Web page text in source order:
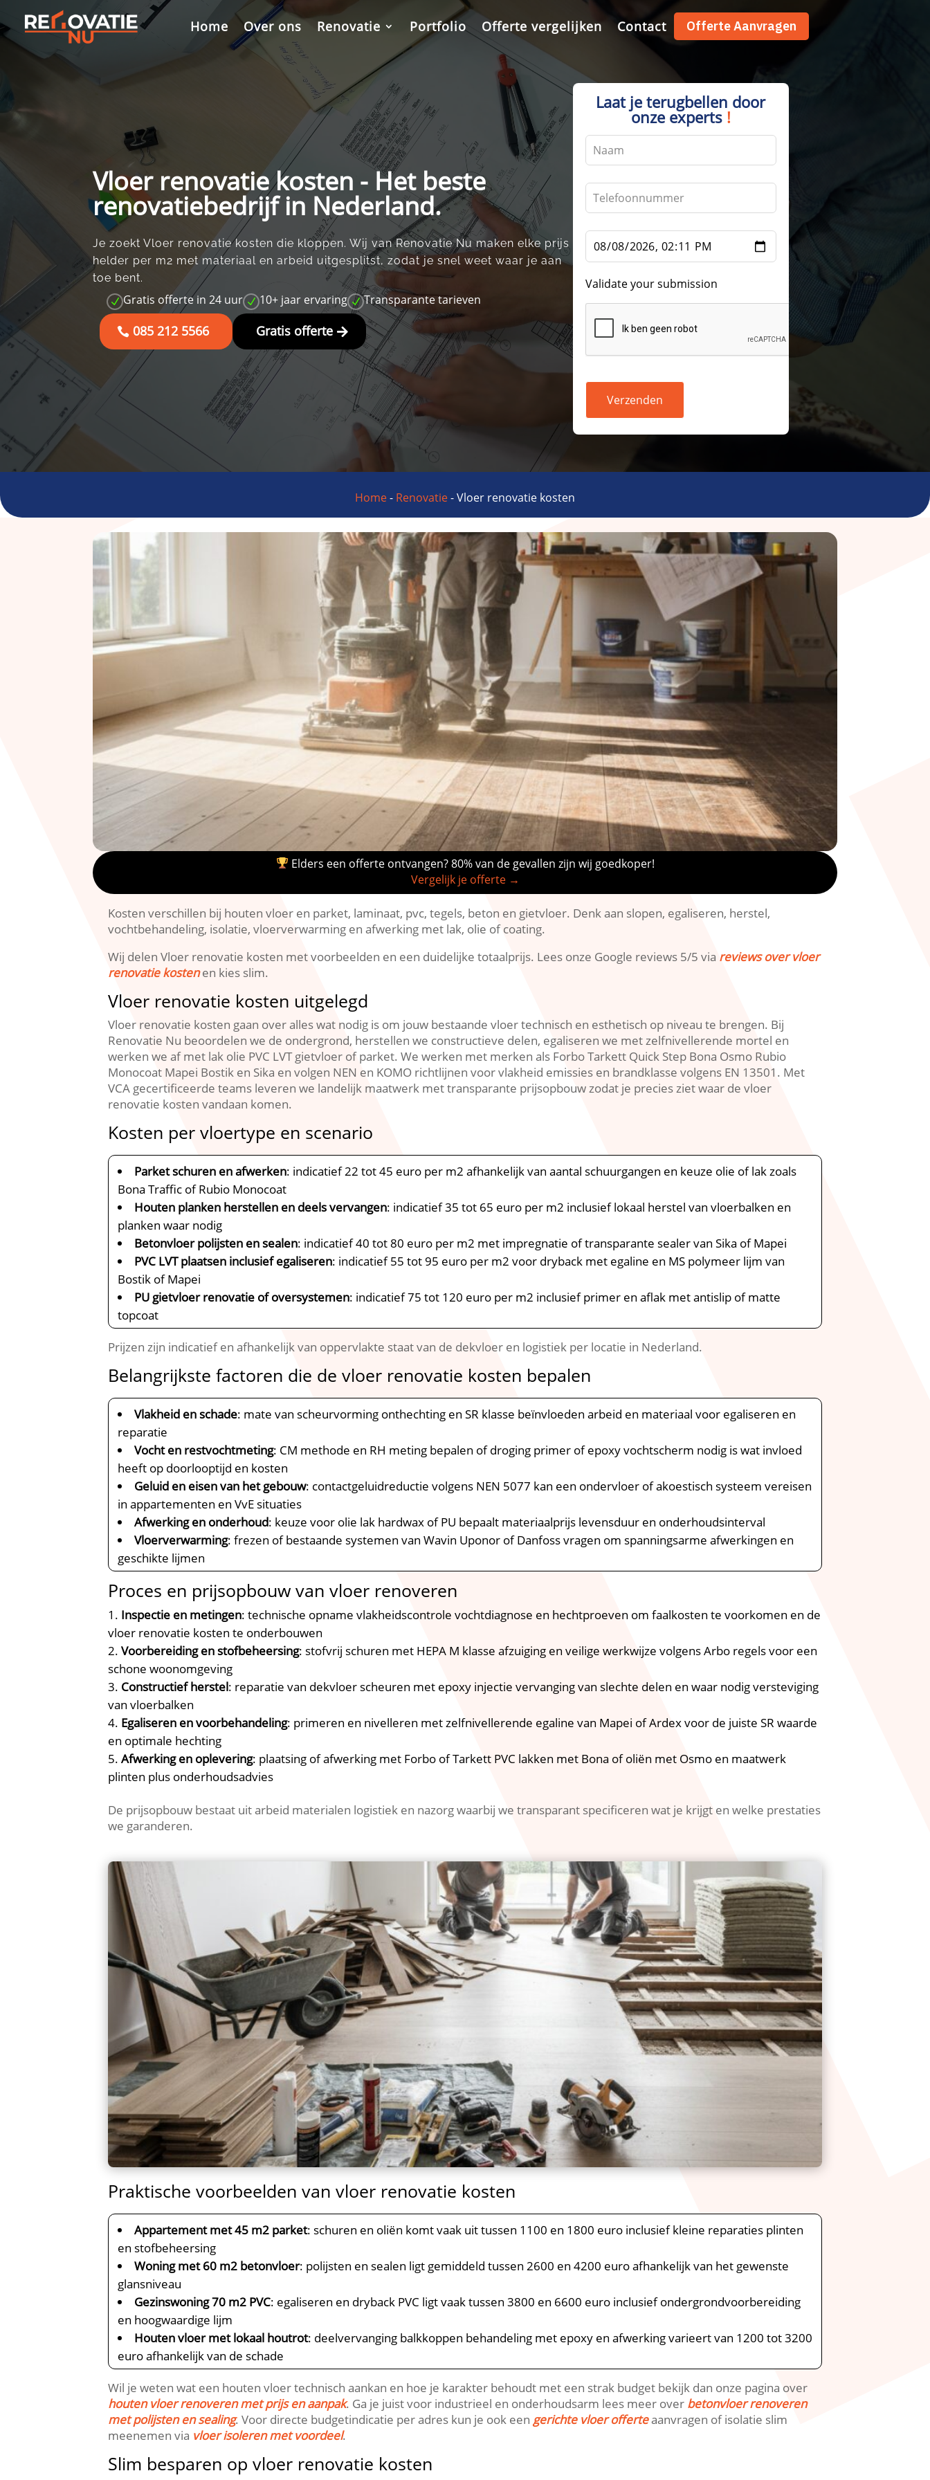
Home Over ons Renovatie Portfolio Offerte vergelijken Contact Offerte Aanvragen
Vloer renovatie kosten - Het beste
renovatiebedrijf in Nederland.
Je zoekt Vloer renovatie kosten die kloppen.​ Wij van Renovatie Nu maken elke prijs
helder per m2 met materiaal en arbeid uitgesplitst, zodat je snel weet waar je aan
toe bent.​
N Gratis offerte in 24 uur N 10+ jaar ervaring N Transparante tarieven
085 212 5566 Gratis offerte
Laat je terugbellen door
onze experts !
Leave
this
blank
Validate your submission
Verzenden
Home- Renovatie-Vloer renovatie kosten
Elders een offerte ontvangen? 80% van de gevallen zijn wij goedkoper!
Vergelijk je offerte →
Kosten verschillen bij houten vloer en parket, laminaat, pvc, tegels, beton en gietvloer.​ Denk aan slopen, egaliseren, herstel,
vochtbehandeling, isolatie, vloerverwarming en afwerking met lak, olie of coating.​
Wij delen Vloer renovatie kosten met voorbeelden en een duidelijke totaalprijs.​ Lees onze Google reviews 5/5 via reviews over vloer
renovatie kostenen kies slim.​
Vloer renovatie kosten uitgelegd
Vloer renovatie kosten gaan over alles wat nodig is om jouw bestaande vloer technisch en esthetisch op niveau te brengen.​ Bij
Renovatie Nu beoordelen we de ondergrond, herstellen we constructieve delen, egaliseren we met zelfnivellerende mortel en
werken we af met lak olie PVC LVT gietvloer of parket.​ We werken met merken als Forbo Tarkett Quick Step Bona Osmo Rubio
Monocoat Mapei Bostik en Sika en volgen NEN en KOMO richtlijnen voor vlakheid emissies en brandklasse volgens EN 13501.​ Met
VCA gecertificeerde teams leveren we landelijk maatwerk met transparante prijsopbouw zodat je precies ziet waar de vloer
renovatie kosten vandaan komen.​
Kosten per vloertype en scenario
Parket schuren en afwerken: indicatief 22 tot 45 euro per m2 afhankelijk van aantal schuurgangen en keuze olie of lak zoals
Bona Traffic of Rubio Monocoat
Houten planken herstellen en deels vervangen: indicatief 35 tot 65 euro per m2 inclusief lokaal herstel van vloerbalken en
planken waar nodig
Betonvloer polijsten en sealen: indicatief 40 tot 80 euro per m2 met impregnatie of transparante sealer van Sika of Mapei
PVC LVT plaatsen inclusief egaliseren: indicatief 55 tot 95 euro per m2 voor dryback met egaline en MS polymeer lijm van
Bostik of Mapei
PU gietvloer renovatie of oversystemen: indicatief 75 tot 120 euro per m2 inclusief primer en aflak met antislip of matte
topcoat
Prijzen zijn indicatief en afhankelijk van oppervlakte staat van de dekvloer en logistiek per locatie in Nederland.​
Belangrijkste factoren die de vloer renovatie kosten bepalen
Vlakheid en schade: mate van scheurvorming onthechting en SR klasse beïnvloeden arbeid en materiaal voor egaliseren en
reparatie
Vocht en restvochtmeting: CM methode en RH meting bepalen of droging primer of epoxy vochtscherm nodig is wat invloed
heeft op doorlooptijd en kosten
Geluid en eisen van het gebouw: contactgeluidreductie volgens NEN 5077 kan een ondervloer of akoestisch systeem vereisen
in appartementen en VvE situaties
Afwerking en onderhoud: keuze voor olie lak hardwax of PU bepaalt materiaalprijs levensduur en onderhoudsinterval
Vloerverwarming: frezen of bestaande systemen van Wavin Uponor of Danfoss vragen om spanningsarme afwerkingen en
geschikte lijmen
Proces en prijsopbouw van vloer renoveren
Inspectie en metingen: technische opname vlakheidscontrole vochtdiagnose en hechtproeven om faalkosten te voorkomen en de
vloer renovatie kosten te onderbouwen
Voorbereiding en stofbeheersing: stofvrij schuren met HEPA M klasse afzuiging en veilige werkwijze volgens Arbo regels voor een
schone woonomgeving
Constructief herstel: reparatie van dekvloer scheuren met epoxy injectie vervanging van slechte delen en waar nodig versteviging
van vloerbalken
Egaliseren en voorbehandeling: primeren en nivelleren met zelfnivellerende egaline van Mapei of Ardex voor de juiste SR waarde
en optimale hechting
Afwerking en oplevering: plaatsing of afwerking met Forbo of Tarkett PVC lakken met Bona of oliën met Osmo en maatwerk
plinten plus onderhoudsadvies
De prijsopbouw bestaat uit arbeid materialen logistiek en nazorg waarbij we transparant specificeren wat je krijgt en welke prestaties
we garanderen.​
Praktische voorbeelden van vloer renovatie kosten
Appartement met 45 m2 parket: schuren en oliën komt vaak uit tussen 1100 en 1800 euro inclusief kleine reparaties plinten
en stofbeheersing
Woning met 60 m2 betonvloer: polijsten en sealen ligt gemiddeld tussen 2600 en 4200 euro afhankelijk van het gewenste
glansniveau
Gezinswoning 70 m2 PVC: egaliseren en dryback PVC ligt vaak tussen 3800 en 6600 euro inclusief ondergrondvoorbereiding
en hoogwaardige lijm
Houten vloer met lokaal houtrot: deelvervanging balkkoppen behandeling met epoxy en afwerking varieert van 1200 tot 3200
euro afhankelijk van de schade
Wil je weten wat een houten vloer technisch aankan en hoe je karakter behoudt met een strak budget bekijk dan onze pagina over
houten vloer renoveren met prijs en aanpak.​ Ga je juist voor industrieel en onderhoudsarm lees meer over betonvloer renoveren
met polijsten en sealing.​ Voor directe budgetindicatie per adres kun je ook eengerichte vloer offerteaanvragen of isolatie slim
meenemen via vloer isoleren met voordeel.​
Slim besparen op vloer renovatie kosten